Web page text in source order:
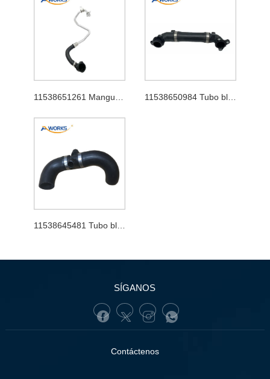
11538650984 Tubo blando
11538645481 Tubo blando
SÍGANOS
Contáctenos